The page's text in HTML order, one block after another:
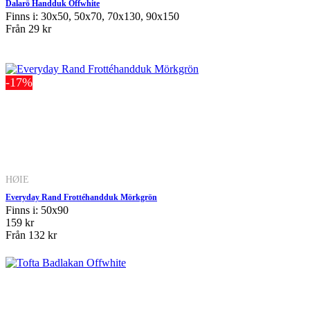
Dalarö Handduk Offwhite
Finns i: 30x50, 50x70, 70x130, 90x150
Från 29 kr
-17%
HØIE
Everyday Rand Frottéhandduk Mörkgrön
Finns i: 50x90
159 kr
Från 132 kr